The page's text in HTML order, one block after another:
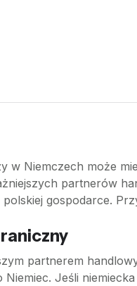
w Niemczech może
partnerów
gospodarce.
partnerem
Niemiec. Jeśli